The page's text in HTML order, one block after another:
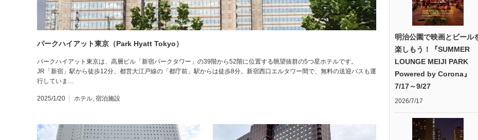
パークハイアット東京（Park Hyatt Tokyo）
パークハイアット東京は、高層ビル「新宿パークタワー」の39階から52階に位置する眺望抜群の5つ星ホテルです。
JR「新宿」駅から徒歩12分、都営大江戸線の「都庁前」駅からは徒歩8分。新宿西口エルタワー間で、無料の送迎バスも運
行していま…
2025/1/20 ホテル, 宿泊施設
明治公園で映画とビール
楽しもう！『SUMMER
LOUNGE MEIJI PARK
Powered by Corona』
7/17～9/27
2026/7/17